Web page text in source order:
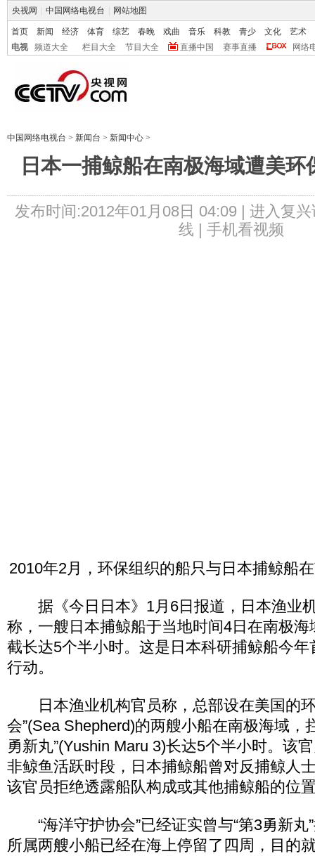
央视网 中国网络电视台 网站地图
首页 新闻 经济 体育 综艺 春晚 戏曲 音乐 科教 青少 文化
艺术
电视
频道大全 栏目大全 节目大全 直播中国 赛事直播 网络
中国网络电视台 > 新闻台 > 新闻中心 >
日本一捕鲸船在南极海域遭美环
发布时间:2012年01月08日 04:09 | 进入复兴
线 | 手机看视频
2010年2月，环保组织的船只与日本捕鲸船
据《今日日本》1月6日报道，日本渔业
称，一艘日本捕鲸船于当地时间4日在南极
截长达5个半小时。这是日本科研捕鲸船今
行动。
日本渔业机构官员称，总部设在美国的环
会”(Sea Shepherd)的两艘小船在南极海域，
勇新丸”(Yushin Maru 3)长达5个半小时。该
非鲸鱼活跃时段，日本捕鲸船曾对反捕鲸人
该官员拒绝透露船队构成或其他捕鲸船的位
“海洋守护协会”已经证实曾与“第3勇新丸
所属两艘小船已经在海上停留了四周，目的